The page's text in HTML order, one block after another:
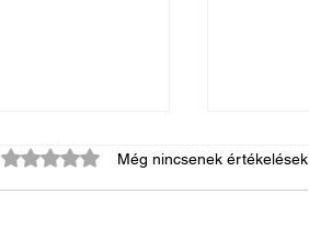
0 csillagot kapott az 5-ből.
Még nincsenek értékelések